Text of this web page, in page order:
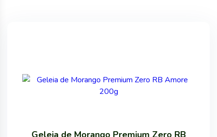
Geleia de Morango Premium Zero RB